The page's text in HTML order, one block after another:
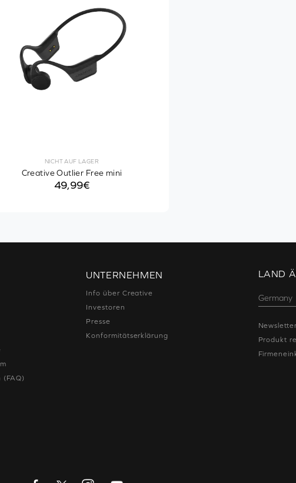
NICHT AUF LAGER
Creative Outlier Free mini
49,99€
(FAQ)
UNTERNEHMEN
Info über Creative
Investoren
Presse
Konformitätserklärung
LAND
Produkt